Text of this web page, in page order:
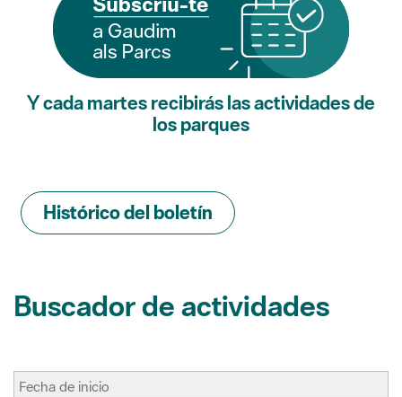
Y cada martes recibirás las actividades de
los parques
Histórico del boletín
Buscador de actividades